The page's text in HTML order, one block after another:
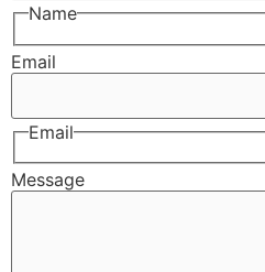
Name
Email
Email
Message